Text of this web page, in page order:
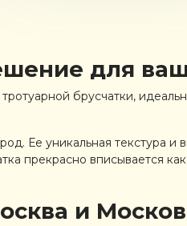
для
брусчатки,
Ее уникальная текстура
прекрасно вписывается
и